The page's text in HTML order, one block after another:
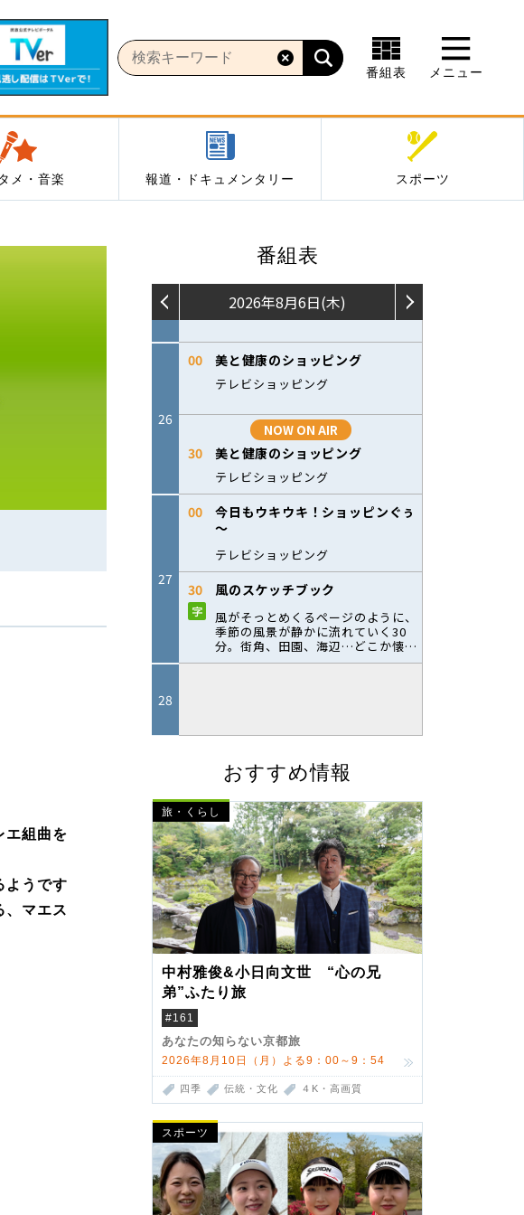
番組表 メニュー
メ・音楽 報道・ドキュメンタリー スポーツ
番組表
おすすめ情報
旅・くらし
中村雅俊&小日向文世 “心の兄
弟”ふたり旅
#161
あなたの知らない京都旅
2026年8月10日（月）よる9：00～9：54
四季 伝統・文化 ４K・高画質
スポーツ
組曲を
ようです
、マエス